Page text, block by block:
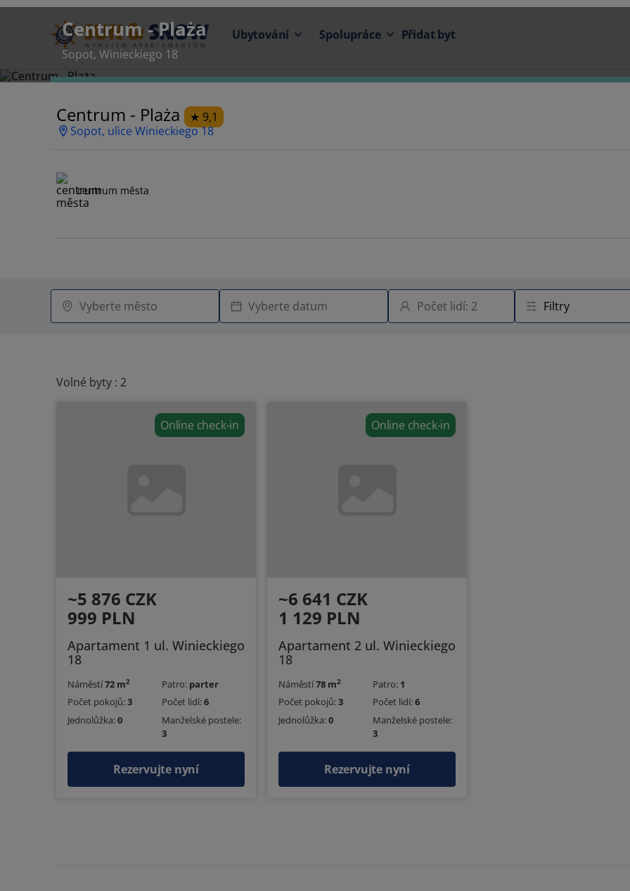
Ubytování Spolupráce Přidat byt
Centrum - Plaża
Sopot, Winieckiego 18
Centrum - Plaża
9,1
Sopot, ulice Winieckiego 18
centrum města
Volné byty : 2
Online check-in
~5 876 CZK
999 PLN
Apartament 1 ul. Winieckiego
18
Náměstí72 m2 Patro: parter
Počet pokojů:3 Počet lidí:6
Jednolůžka:0
Manželské postele:
3
Rezervujte nyní
Online check-in
~6 641 CZK
1 129 PLN
Apartament 2 ul. Winieckiego
18
Náměstí78 m2 Patro: 1
Počet pokojů:3 Počet lidí:6
Jednolůžka:0
Manželské postele:
3
Rezervujte nyní